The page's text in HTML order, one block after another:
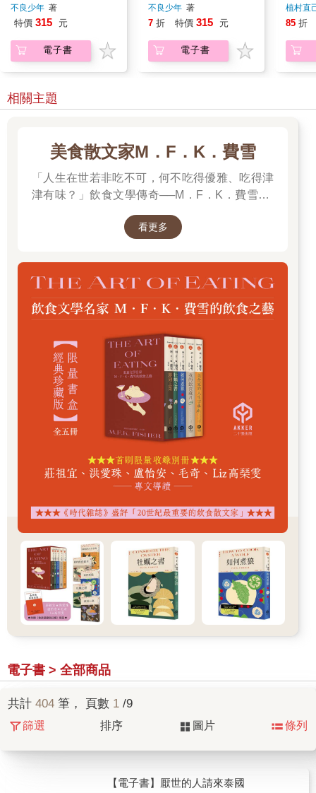
不良少年 著
特價 315 元
電子書
不良少年 著
7 折 特價 315 元
電子書
山旅─
探險
植村直
85 折
相關主題
美食散文家M．F．K．費雪
「人生在世若非吃不可，何不吃得優雅、吃得津
津有味？」飲食文學傳奇──M．F．K．費雪──
看更多
電子書 > 全部商品
共計 404 筆， 頁數 1 /9
篩選 排序 圖片 條列
【電子書】厭世的人請來泰國